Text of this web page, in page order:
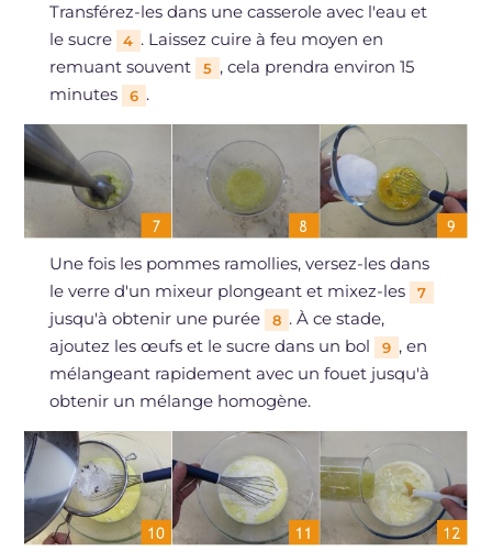
Transférez-les dans une casserole avec l'eau et
le sucre
4 . Laissez cuire à feu moyen en
remuant souvent
5 , cela prendra environ 15
minutes
6 .
Une fois les pommes ramollies, versez-les dans
le verre d'un mixeur plongeant et mixez-les
7
jusqu'à obtenir une purée 8 . À ce stade,
ajoutez les œufs et le sucre dans un bol
9 , en
mélangeant rapidement avec un fouet jusqu'à
obtenir un mélange homogène.